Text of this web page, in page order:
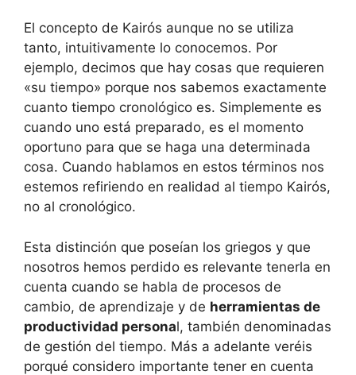
El concepto de Kairós aunque no se utiliza
tanto, intuitivamente lo conocemos. Por
ejemplo, decimos que hay cosas que requieren
«su tiempo» porque nos sabemos exactamente
cuanto tiempo cronológico es. Simplemente es
cuando uno está preparado, es el momento
oportuno para que se haga una determinada
cosa. Cuando hablamos en estos términos nos
estemos refiriendo en realidad al tiempo Kairós,
no al cronológico.
Esta distinción que poseían los griegos y que
nosotros hemos perdido es relevante tenerla en
cuenta cuando se habla de procesos de
cambio, de aprendizaje y de herramientas de
productividad personal, también denominadas
de gestión del tiempo. Más a adelante veréis
porqué considero importante tener en cuenta